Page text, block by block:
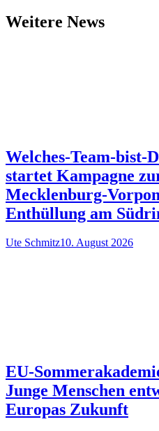
Weitere News
Welches-Team-bist-
startet Kampagne
Mecklenburg-
Enthüllung am
Ute Schmitz10. August 2026
EU-
Junge Menschen
Europas Zukunft